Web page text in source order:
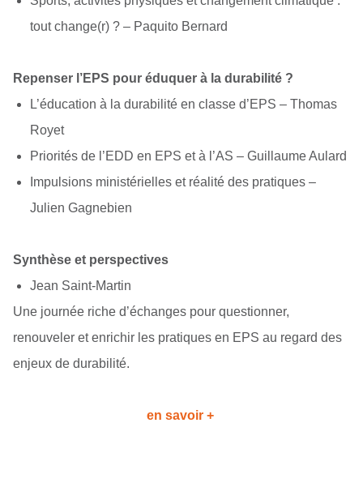
tout change(r) ?– Paquito Bernard
Repenser l’EPS pour éduquer à la durabilité ?
L’éducation à la durabilité en classe d’EPS – Thomas
Royet
Priorités de l’EDD en EPS et à l’AS – Guillaume Aulard
Impulsions ministérielles et réalité des pratiques–
Julien Gagnebien
Synthèse et perspectives
Jean Saint-Martin
Une journée riche d’échanges pour questionner,
renouveler et enrichir les pratiques en EPS au regard des
enjeux de durabilité.
en savoir +